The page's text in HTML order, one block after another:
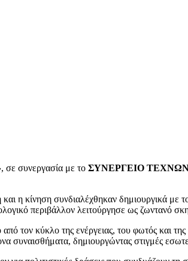
, σε συνεργασία με το ΣΥΝΕΡΓΕΙΟ
η κίνηση συνδιαλέχθηκαν δημιουργικά με
περιβάλλον λειτούργησε ως ζωντανό
τον κύκλο της ενέργειας, του φωτός και
συναισθήματα, δημιουργώντας στιγμές